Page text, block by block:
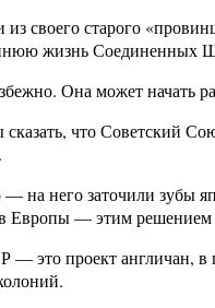
своего старого
жизнь Соединенных
Она может начать
что Советский
него заточили зубы
Европы — этим решением
это проект англичан, в